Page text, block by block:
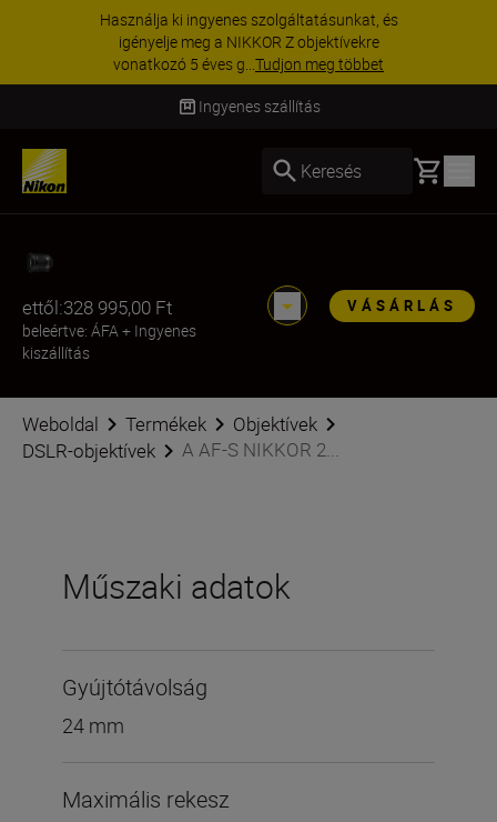
Használja ki ingyenes szolgáltatásunkat, és
igényelje meg a NIKKOR Z objektívekre
vonatkozó 5 éves g...Tudjon meg többet
Ingyenes szállítás
Keresés Basket
ettől:328 995,00 Ft
beleértve: ÁFA + Ingyenes
kiszállítás
VÁSÁRLÁS
Weboldal Termékek
Objektívek
DSLR-objektívek
A AF-S NIKKOR 2...
Műszaki adatok
Gyújtótávolság
24 mm
Maximális rekesz